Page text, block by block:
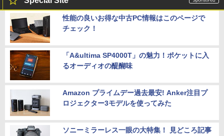
性能の良いお得な中古PC情報はこのページで
チェック！
「A&ultima SP4000T」の魅力！ポケットに入
るオーディオの醍醐味
Amazon プライムデー過去最安! Anker注目プ
ロジェクター3モデルを使ってみた
ソニーミラーレス一眼の大特集！ 見どころ記事